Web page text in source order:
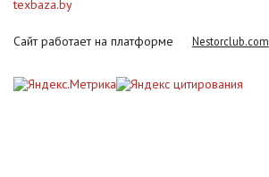
texbaza.by
Сайт работает на платформе Nestorclub.com